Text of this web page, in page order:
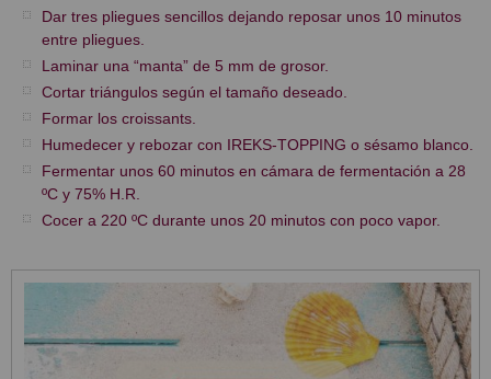
Dar tres pliegues sencillos dejando reposar unos 10 minutos
entre pliegues.
Laminar una “manta” de 5 mm de grosor.
Cortar triángulos según el tamaño deseado.
Formar los croissants.
Humedecer y rebozar con IREKS-TOPPING o sésamo blanco.
Fermentar unos 60 minutos en cámara de fermentación a 28
ºC y 75% H.R.
Cocer a 220 ºC durante unos 20 minutos con poco vapor.